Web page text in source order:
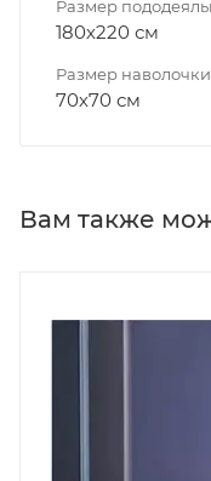
Размер
180х220 см
Размер наволочки
70х70 см
Вам также